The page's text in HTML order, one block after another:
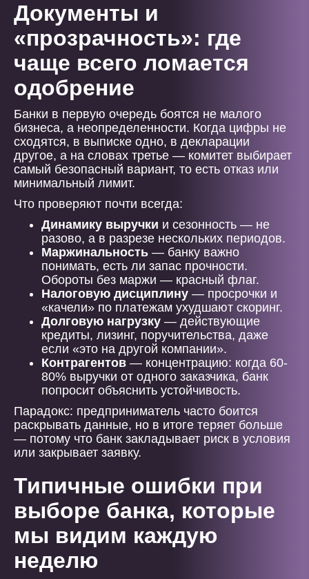
Документы и
«прозрачность»: где
чаще всего ломается
одобрение
Банки в первую очередь боятся не малого
бизнеса, а неопределенности. Когда цифры не
сходятся, в выписке одно, в декларации
другое, а на словах третье — комитет выбирает
самый безопасный вариант, то есть отказ или
минимальный лимит.
Что проверяют почти всегда:
Динамику выручки и сезонность — не
разово, а в разрезе нескольких периодов.
Маржинальность — банку важно
понимать, есть ли запас прочности.
Обороты без маржи — красный флаг.
Налоговую дисциплину — просрочки и
«качели» по платежам ухудшают скоринг.
Долговую нагрузку — действующие
кредиты, лизинг, поручительства, даже
если «это на другой компании».
Контрагентов — концентрацию: когда 60-
80% выручки от одного заказчика, банк
попросит объяснить устойчивость.
Парадокс: предприниматель часто боится
раскрывать данные, но в итоге теряет больше
— потому что банк закладывает риск в условия
или закрывает заявку.
Типичные ошибки при
выборе банка, которые
мы видим каждую
неделю